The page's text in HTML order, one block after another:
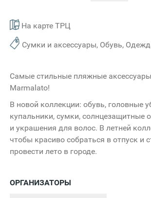
На карте ТРЦ
Сумки и аксессуары, Обувь,
Самые стильные пляжные
Marmalato!
В новой коллекции: обувь, головные
купальники, сумки, солнцезащитные
и украшения для волос. В летней
чтобы красиво собраться в отпуск и
провести лето в городе.
ОРГАНИЗАТОРЫ